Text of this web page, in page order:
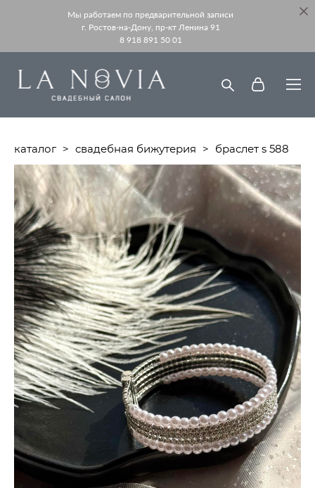
Мы работаем по предварительной записи
г. Ростов-на-Дону, пр-кт Ленина 91
8 918 891 50 01
каталог > свадебная бижутерия > браслет s 588